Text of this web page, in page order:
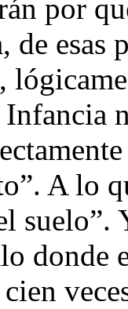
por
de esas
A lo
suelo”.
donde